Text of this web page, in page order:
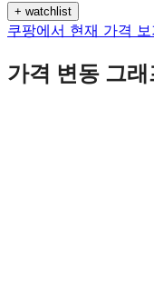
+ watchlist
쿠팡에서 현재 가격
가격 변동 그래